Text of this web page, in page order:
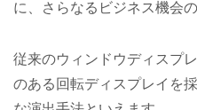
に、さらなるビジネス機会
従来のウィンドウディスプ
のある回転ディスプレイを